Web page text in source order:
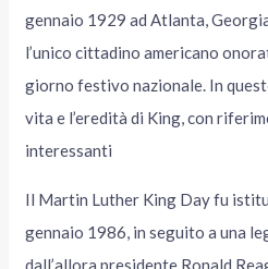
gennaio 1929 ad Atlanta,
l’unico cittadino americano
giorno festivo nazionale. In
vita e l’eredità di King, con
interessanti
Il Martin Luther King Day fu
gennaio 1986, in seguito a una
dall’allora presidente Ronald